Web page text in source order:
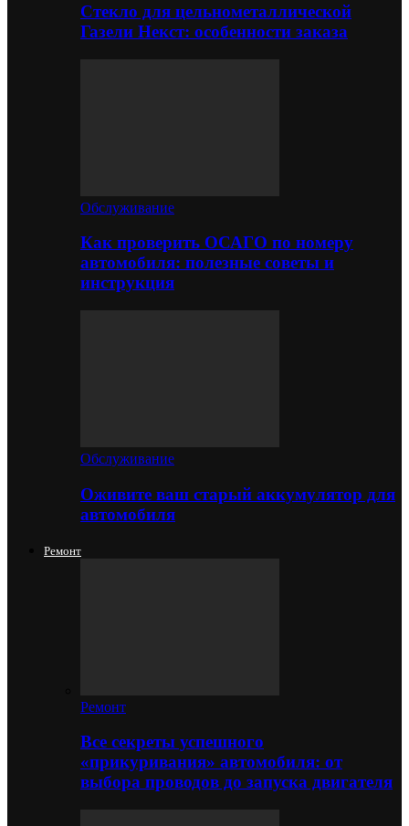
Стекло для цельнометаллической
Газели Некст: особенности заказа
Обслуживание
Как проверить ОСАГО по номеру
автомобиля: полезные советы и
инструкция
Обслуживание
Оживите ваш старый аккумулятор для
автомобиля
Ремонт
Ремонт
Все секреты успешного
«прикуривания» автомобиля: от
выбора проводов до запуска двигателя